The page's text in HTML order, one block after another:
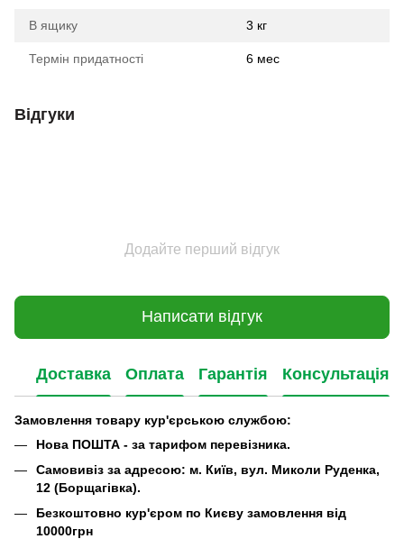
В ящику 3 кг
Термін придатності 6 мес
Відгуки
Додайте перший відгук
Написати відгук
Доставка Оплата Гарантія Консультація
Замовлення товару кур'єрською службою:
Нова ПОШТА - за тарифом перевізника.
Самовивіз за адресою: м. Київ, вул. Миколи Руденка,
12 (Борщагівка).
Безкоштовно кур'єром по Києву замовлення від
10000грн